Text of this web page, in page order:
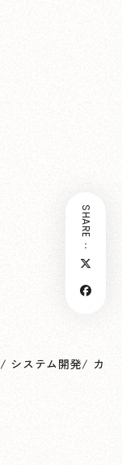
SHARE：
/ システム開発/ カ